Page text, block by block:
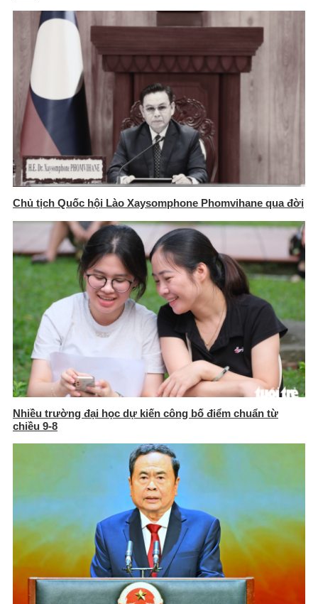
Chủ tịch Quốc hội Lào Xaysomphone Phomvihane qua đời
Nhiều trường đại học dự kiến công bố điểm chuẩn từ
chiều 9-8